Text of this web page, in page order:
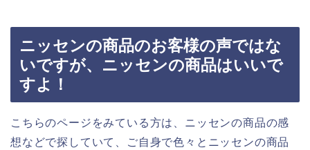
ニッセンの商品のお客様の声ではな
いですが、ニッセンの商品はいいで
すよ！
こちらのページをみている方は、ニッセンの商品の感
想などで探していて、ご自身で色々とニッセンの商品